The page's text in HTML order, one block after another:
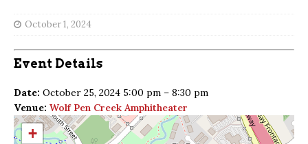
October 1, 2024
Event Details
Date: October 25, 2024 5:00 pm – 8:30 pm
Venue: Wolf Pen Creek Amphitheater
+